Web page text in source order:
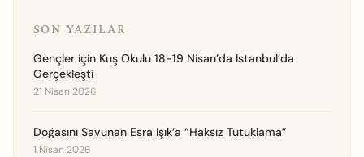
SON YAZILAR
Gençler için Kuş Okulu 18-19 Nisan’da İstanbul’da
Gerçekleşti
21 Nisan 2026
Doğasını Savunan Esra Işık’a “Haksız Tutuklama”
1 Nisan 2026